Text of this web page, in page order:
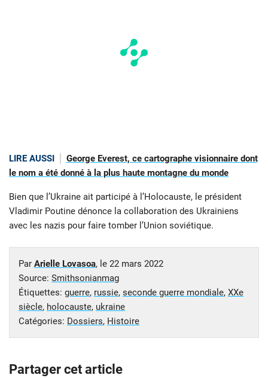
LIRE AUSSI
George Everest, ce cartographe visionnaire dont
le nom a été donné à la plus haute montagne du monde
Bien que l’Ukraine ait participé à l’Holocauste, le président
Vladimir Poutine dénonce la collaboration des Ukrainiens
avec les nazis pour faire tomber l’Union soviétique.
Par Arielle Lovasoa, le 22 mars 2022
Source: Smithsonianmag
Étiquettes: guerre, russie, seconde guerre mondiale, XXe
siècle, holocauste, ukraine
Catégories: Dossiers, Histoire
Partager cet article